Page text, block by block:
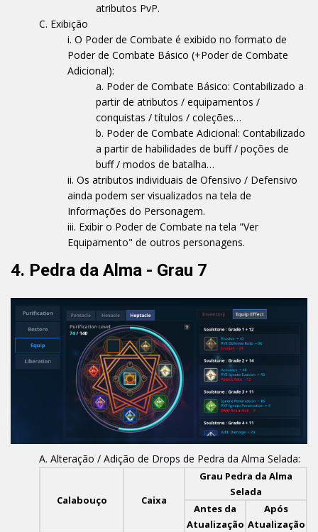
atributos PvP.
Exibição
O Poder de Combate é exibido no formato de
Poder de Combate Básico (+Poder de Combate
Adicional):
Poder de Combate Básico: Contabilizado a
partir de atributos / equipamentos /
conquistas / títulos / coleções…
Poder de Combate Adicional: Contabilizado
a partir de habilidades de buff / poções de
buff / modos de batalha…
Os atributos individuais de Ofensivo / Defensivo
ainda podem ser visualizados na tela de
Informações do Personagem.
Exibir o Poder de Combate na tela "Ver
Equipamento" de outros personagens.
4. Pedra da Alma - Grau 7
Alteração / Adição de Drops de Pedra da Alma Selada:
Calabouço Caixa
Grau Pedra da Alma
Selada
Antes da
Atualização
Após
Atualização